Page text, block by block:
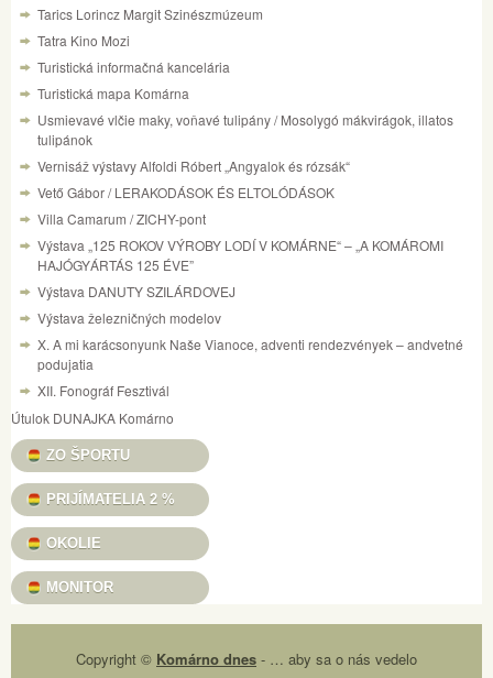
Tarics Lorincz Margit Szinészmúzeum
Tatra Kino Mozi
Turistická informačná kancelária
Turistická mapa Komárna
Usmievavé vlčie maky, voňavé tulipány / Mosolygó mákvirágok, illatos
tulipánok
Vernisáž výstavy Alfoldi Róbert „Angyalok és rózsák“
Vető Gábor / LERAKODÁSOK ÉS ELTOLÓDÁSOK
Villa Camarum / ZICHY-pont
Výstava „125 ROKOV VÝROBY LODÍ V KOMÁRNE“ – „A KOMÁROMI
HAJÓGYÁRTÁS 125 ÉVE”
Výstava DANUTY SZILÁRDOVEJ
Výstava železničných modelov
X. A mi karácsonyunk Naše Vianoce, adventi rendezvények – andvetné
podujatia
XII. Fonográf Fesztivál
Útulok DUNAJKA Komárno
ZO ŠPORTU
PRIJÍMATELIA 2 %
OKOLIE
MONITOR
Copyright © Komárno dnes - … aby sa o nás vedelo